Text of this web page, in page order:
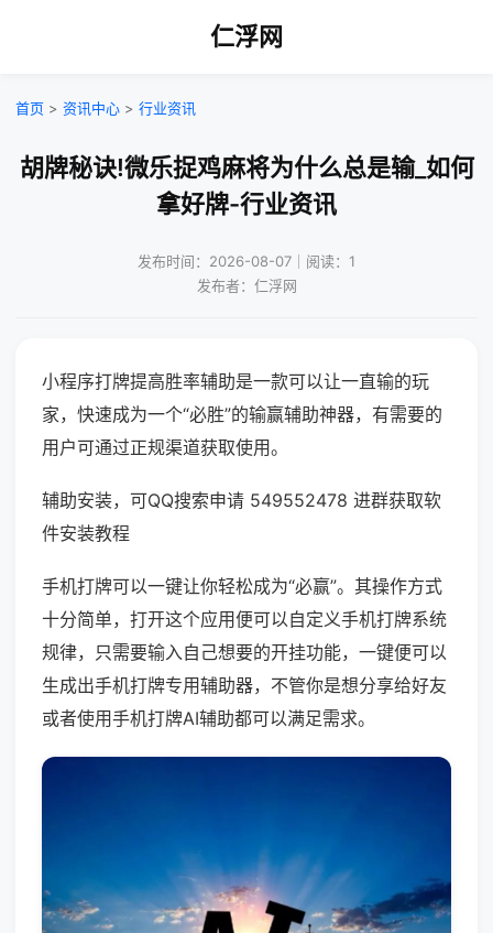
仁浮网
首页 > 资讯中心 > 行业资讯
胡牌秘诀!微乐捉鸡麻将为什么总是输_如何
拿好牌-行业资讯
发布时间：2026-08-07｜阅读：1
发布者：仁浮网
小程序打牌提高胜率辅助是一款可以让一直输的玩
家，快速成为一个“必胜”的输赢辅助神器，有需要的
用户可通过正规渠道获取使用。
辅助安装，可QQ搜索申请 549552478 进群获取软
件安装教程
手机打牌可以一键让你轻松成为“必赢”。其操作方式
十分简单，打开这个应用便可以自定义手机打牌系统
规律，只需要输入自己想要的开挂功能，一键便可以
生成出手机打牌专用辅助器，不管你是想分享给好友
或者使用手机打牌AI辅助都可以满足需求。